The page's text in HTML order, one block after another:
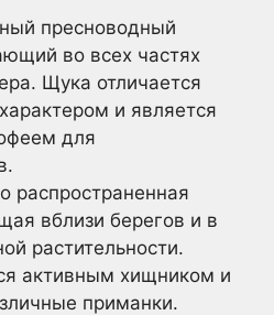
пресноводный
во всех частях
Щука отличается
и является
для
распространенная
вблизи берегов и в
растительности.
активным хищником и
приманки.